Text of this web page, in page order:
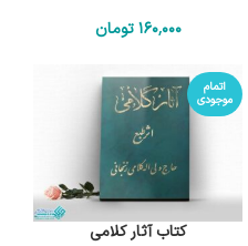
160٬000 تومان
اتمام
موجودی
کتاب آثار کلامی